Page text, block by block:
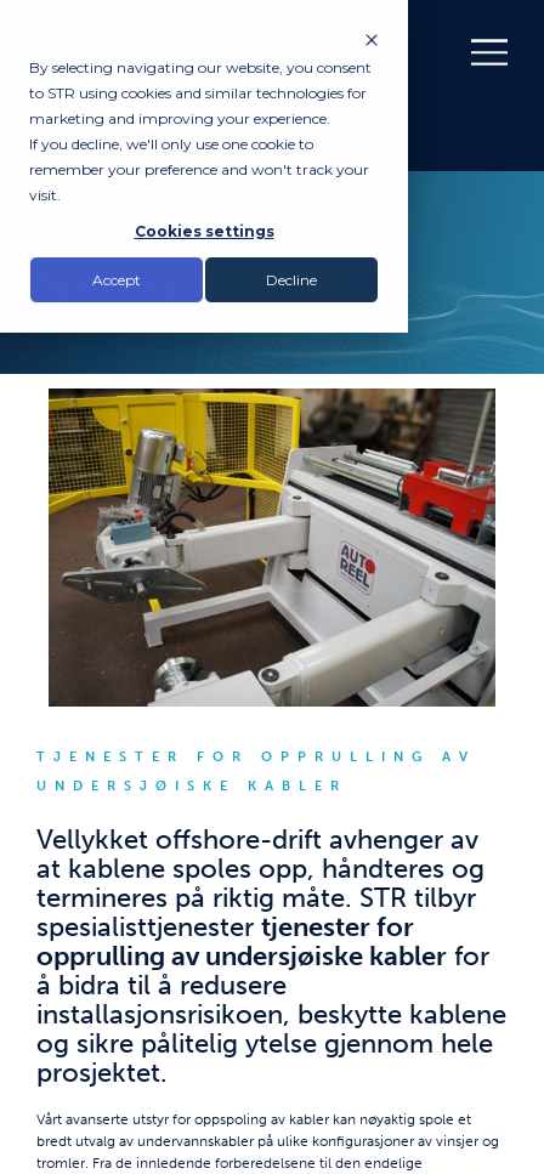
By selecting navigating our website, you consent
to STR using cookies and similar technologies for
marketing and improving your experience.
If you decline, we'll only use one cookie to
remember your preference and won't track your
visit.
Cookies settings
Accept Decline
TJENESTER
Spoling av kabler
TJENESTER FOR OPPRULLING AV
UNDERSJØISKE KABLER
Vellykket offshore-drift avhenger av
at kablene spoles opp, håndteres og
termineres på riktig måte. STR tilbyr
spesialisttjenester tjenester for
opprulling av undersjøiske kabler for
å bidra til å redusere
installasjonsrisikoen, beskytte kablene
og sikre pålitelig ytelse gjennom hele
prosjektet.
Vårt avanserte utstyr for oppspoling av kabler kan nøyaktig spole et
bredt utvalg av undervannskabler på ulike konfigurasjoner av vinsjer og
tromler. Fra de innledende forberedelsene til den endelige